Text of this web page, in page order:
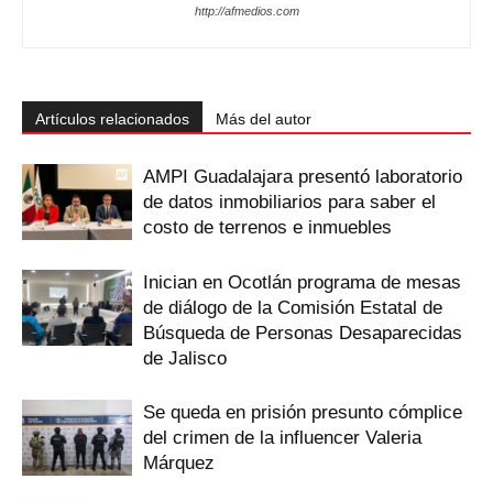
http://afmedios.com
Artículos relacionados Más del autor
AMPI Guadalajara presentó laboratorio
de datos inmobiliarios para saber el
costo de terrenos e inmuebles
Inician en Ocotlán programa de mesas
de diálogo de la Comisión Estatal de
Búsqueda de Personas Desaparecidas
de Jalisco
Se queda en prisión presunto cómplice
del crimen de la influencer Valeria
Márquez